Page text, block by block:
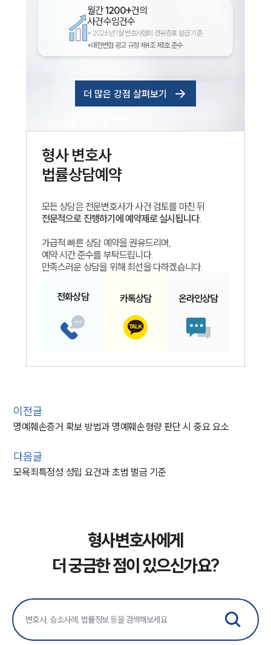
월간1200+건의
사건수임건수
* 2026년 1월 변호사협회 경유증표 발급 기준
*대한변협 광고 규정 제4조 제1호 준수
더 많은 강점 살펴보기
형사변호사
법률상담예약
모든 상담은 전문변호사가 사건 검토를 마친 뒤
전문적으로 진행하기에 예약제로 실시됩니다.
가급적 빠른 상담 예약을 권유드리며,
예약 시간 준수를 부탁드립니다.
만족스러운 상담을 위해 최선을 다하겠습니다.
전화상담 카톡상담 온라인상담
이전글
명예훼손증거 확보 방법과 명예훼손형량 판단 시 중요 요소
다음글
모욕죄특정성 성립 요건과 초범 벌금 기준
형사변호사에게
더 궁금한 점이 있으신가요?